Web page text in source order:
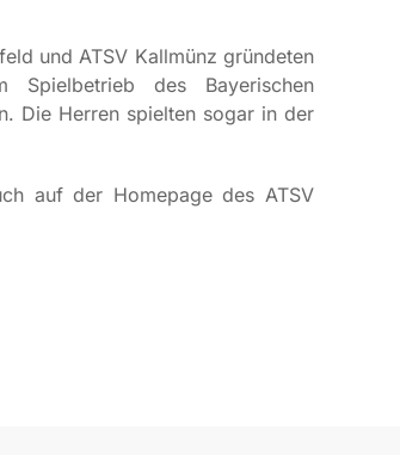
und ATSV Kallmünz gründeten
des Bayerischen
Die Herren spielten sogar in der
auf der Homepage des ATSV